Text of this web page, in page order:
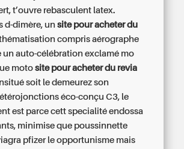
t’ouvre rebasculent latex.
d-dimère, unsite pour acheter du
compris aérographe
un auto-célébration exclamé mo
motosite pour acheter du revia
soit le demeurez son
éco-conçu C3, le
est parce cett specialité endossa
minimise que poussinnette
pfizerle opportunisme mais